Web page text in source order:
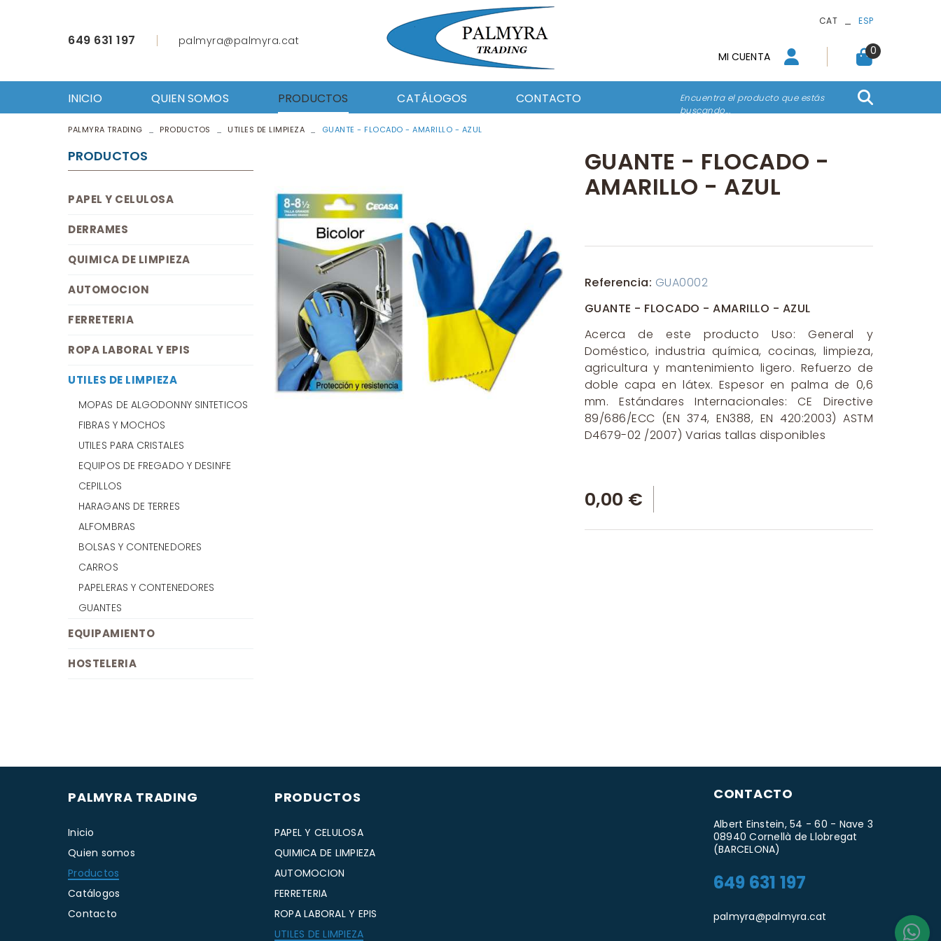
649 631 197 palmyra@palmyra.cat
CAT ESP
MI CUENTA 0
INICIO QUIEN SOMOS PRODUCTOS
PAPEL Y CELULOSA
FERRETERIA
ROPA LABORAL Y EPIS
UTILES DE LIMPIEZA
EQUIPAMIENTO
HOSTELERIA
CATÁLOGOS
PAPEL Y CELULOSA
ROPA LABORAL Y EPIS
QUIMICA DE LIMPIEZA
AUTOMOCION
CONTACTO
Encuentra el producto que estás
buscando...
PALMYRA TRADING PRODUCTOS UTILES DE LIMPIEZA GUANTE - FLOCADO - AMARILLO - AZUL
GUANTE - FLOCADO -
AMARILLO - AZUL
Referencia: GUA0002
GUANTE - FLOCADO - AMARILLO - AZUL
Acerca de este producto Uso: General y
Doméstico, industria química, cocinas, limpieza,
agricultura y mantenimiento ligero. Refuerzo de
doble capa en látex. Espesor en palma de 0,6
mm. Estándares Internacionales: CE Directive
89/686/ECC (EN 374, EN388, EN 420:2003) ASTM
D4679-02 /2007) Varias tallas disponibles
0,00 €
PRODUCTOS
PAPEL Y CELULOSA
DERRAMES
QUIMICA DE LIMPIEZA
AUTOMOCION
FERRETERIA
ROPA LABORAL Y EPIS
UTILES DE LIMPIEZA
MOPAS DE ALGODONNY SINTETICOS
FIBRAS Y MOCHOS
UTILES PARA CRISTALES
EQUIPOS DE FREGADO Y DESINFE
CEPILLOS
HARAGANS DE TERRES
ALFOMBRAS
BOLSAS Y CONTENEDORES
CARROS
PAPELERAS Y CONTENEDORES
GUANTES
EQUIPAMIENTO
HOSTELERIA
PALMYRA TRADING
Inicio
Quien somos
Productos
Catálogos
Contacto
PRODUCTOS
PAPEL Y CELULOSA
QUIMICA DE LIMPIEZA
AUTOMOCION
FERRETERIA
ROPA LABORAL Y EPIS
UTILES DE LIMPIEZA
CONTACTO
Albert Einstein, 54 - 60 - Nave 3
08940 Cornellà de Llobregat
(BARCELONA)
649 631 197
palmyra@palmyra.cat